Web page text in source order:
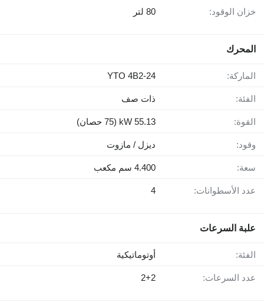
خزان الوقود: 80 لتر
المحرك
الماركة: YTO 4B2-24
الفئة: ذات صف
القوة: 55.13 kW (75 حصان)
وقود: ديزل / مازوت
سعة: 4.400 سم مكعب
عدد الأسطوانات: 4
علبة السرعات
الفئة: أوتوماتيكية
عدد السرعات: 2+2